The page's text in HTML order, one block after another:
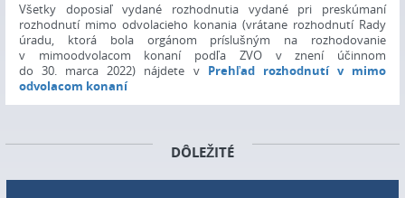
Všetky doposiaľ vydané rozhodnutia vydané pri preskúmaní
rozhodnutí mimo odvolacieho konania (vrátane rozhodnutí Rady
úradu, ktorá bola orgánom príslušným na rozhodovanie
v mimoodvolacom konaní podľa ZVO v znení účinnom
do 30. marca 2022) nájdete v Prehľad rozhodnutí v mimo
odvolacom konaní
DÔLEŽITÉ